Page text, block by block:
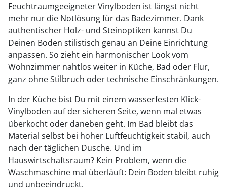
Feuchtraumgeeigneter Vinylboden ist längst nicht
mehr nur die Notlösung für das Badezimmer. Dank
authentischer Holz- und Steinoptiken kannst Du
Deinen Boden stilistisch genau an Deine Einrichtung
anpassen. So zieht ein harmonischer Look vom
Wohnzimmer nahtlos weiter in Küche, Bad oder Flur,
ganz ohne Stilbruch oder technische Einschränkungen.
In der Küche bist Du mit einem wasserfesten Klick-
Vinylboden auf der sicheren Seite, wenn mal etwas
überkocht oder daneben geht. Im Bad bleibt das
Material selbst bei hoher Luftfeuchtigkeit stabil, auch
nach der täglichen Dusche. Und im
Hauswirtschaftsraum? Kein Problem, wenn die
Waschmaschine mal überläuft: Dein Boden bleibt ruhig
und unbeeindruckt.